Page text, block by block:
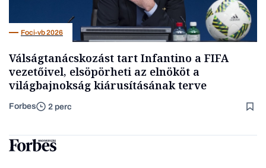
Foci-vb 2026
Válságtanácskozást tart Infantino a FIFA
vezetőivel, elsöpörheti az elnököt a
világbajnokság kiárusításának terve
Forbes 2 perc